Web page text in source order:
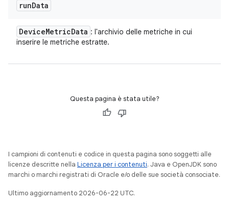
runData
DeviceMetricData : l'archivio delle metriche in cui
inserire le metriche estratte.
Questa pagina è stata utile?
I campioni di contenuti e codice in questa pagina sono soggetti alle
licenze descritte nella Licenza per i contenuti. Java e OpenJDK sono
marchi o marchi registrati di Oracle e/o delle sue società consociate.
Ultimo aggiornamento 2026-06-22 UTC.